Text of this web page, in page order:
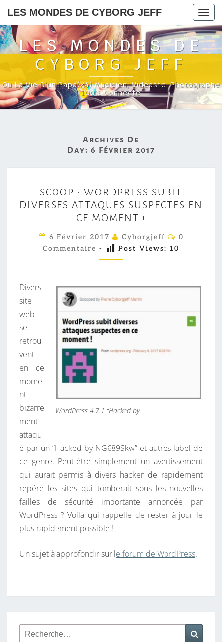
LES MONDES DE CYBORG JEFF
LES MONDES DE
CYBORG JEFF
Ou La Vie D'un Papa(x4) Musicien, Vidéaste, Photographe
100% Connecté
Archives De
Day: 6 Février 2017
C
O
O
P
:
W
R
D
P
R
S
U
B
D
I
V
E
R
S
E
A
A
Q
U
SCOOP : WORDPRESS SUBIT
DIVERSES ATTAQUES SUSPECTES EN
CE MOMENT !
6 Février 2017 Cyborgjeff
C
M
A
0
Commentaire - Post Views: 10
WordPress 4.7.1 “Hacked by
Divers
site
web
se
retrou
vent
en ce
mome
nt
bizarre
ment
attaqu
é par un “Hacked by NG689Skw” et autres label de
ce genre. Peut-être simplement un avertissement
qui aurait permis à divers hacker de rapidement
repéré les sites qui tomberait sous les nouvelles
failles de sécurité importante annoncée par
WordPress ? Voilà qui rappelle de rester à jour le
plus rapidement possible !
Un sujet à approfondir sur le forum de WordPress.
Rechercher :